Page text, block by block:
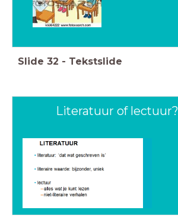
Slide 32 - Tekstslide
Literatuur of lectuur?